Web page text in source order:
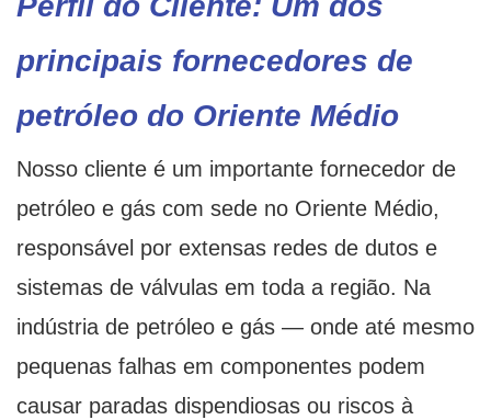
principais fornecedores de
petróleo do Oriente Médio
Nosso cliente é um importante fornecedor de
petróleo e gás com sede no Oriente Médio,
responsável por extensas redes de dutos e
sistemas de válvulas em toda a região. Na
indústria de petróleo e gás — onde até mesmo
pequenas falhas em componentes podem
causar paradas dispendiosas ou riscos à